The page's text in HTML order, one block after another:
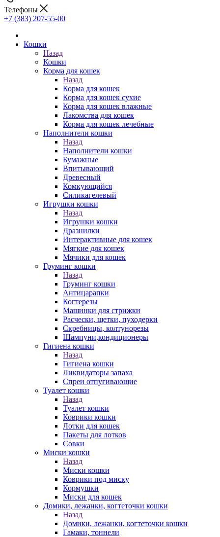
Телефоны
+7 (383) 207-55-00
Кошки
Назад
Кошки
Корма для кошек
Назад
Корма для кошек
Корма для кошек сухие
Корма для кошек влажные
Лакомства для кошек
Корма для кошек лечебные
Наполнители кошки
Назад
Наполнители кошки
Бумажные
Впитывающий
Древесный
Комкующийся
Силикагелевый
Игрушки кошки
Назад
Игрушки кошки
Дразнилки
Интерактивные для кошек
Мягкие для кошек
Мячики для кошек
Груминг кошки
Назад
Груминг кошки
Антицарапки
Когтерезы
Машинки для стрижки
Расчески, щетки, пуходерки
Скребницы, колтунорезы
Шампуни,кондиционеры
Гигиена кошки
Назад
Гигиена кошки
Ликвидаторы запаха
Спреи отпугивающие
Туалет кошки
Назад
Туалет кошки
Коврики кошки
Лотки для кошек
Пакеты для лотков
Совки
Миски кошки
Назад
Миски кошки
Коврики под миску
Кормушки
Миски для кошек
Домики, лежанки, когтеточки кошки
Назад
Домики, лежанки, когтеточки кошки
Гамаки, тоннели